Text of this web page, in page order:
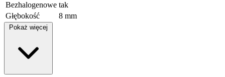
Bezhalogenowe tak
Głębokość
8 mm
Pokaż więcej